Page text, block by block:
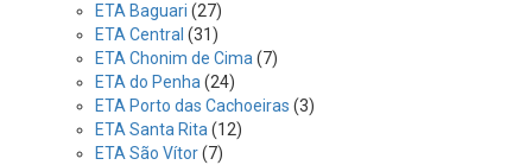
ETA Baguari (27)
ETA Central (31)
ETA Chonim de Cima(7)
ETA do Penha(24)
ETA Porto das Cachoeiras (3)
ETA Santa Rita(12)
ETA São Vítor(7)